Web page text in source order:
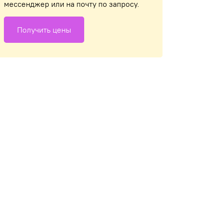
мессенджер или на почту по запросу.
Получить цены